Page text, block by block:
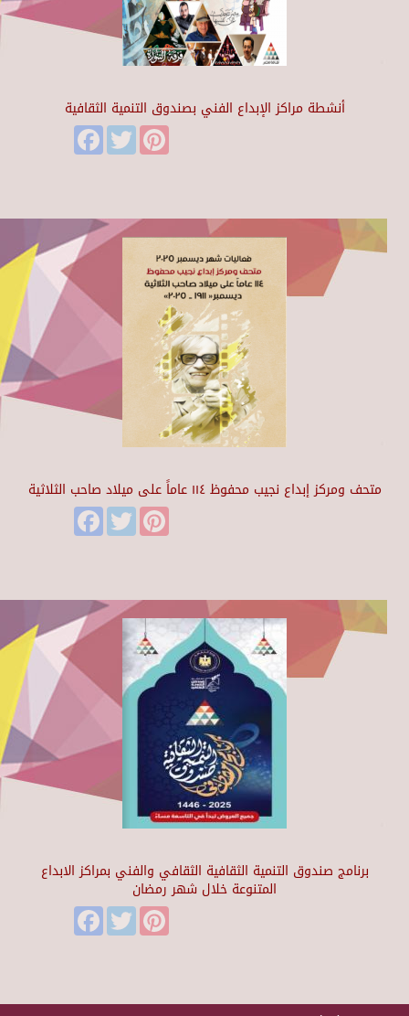
أنشطة مراكز الإبداع الفني بصندوق التنمية الثقافية
FacebookTwitter
متحف ومركز إبداع نجيب محفوظ ١١٤ عاماً على ميلاد صاحب الثلاثية
FacebookTwitter
برنامج صندوق التنمية الثقافية الثقافي والفني بمراكز الابداع
المتنوعة خلال شهر رمضان
FacebookTwitter